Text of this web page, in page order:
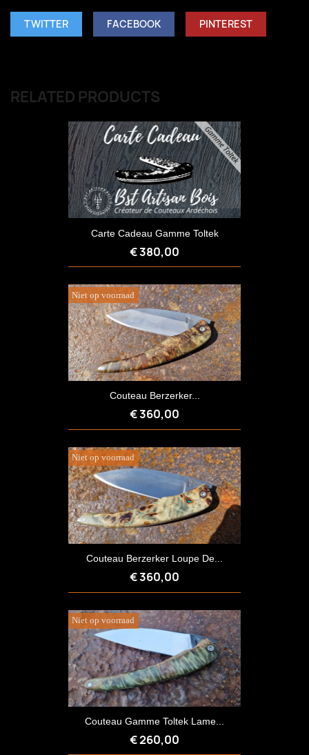
TWITTER FACEBOOK PINTEREST
RELATED PRODUCTS
Carte Cadeau Gamme Toltek
€ 380,00
Couteau Berzerker...
€ 360,00
Niet op voorraad
Couteau Berzerker Loupe De...
€ 360,00
Niet op voorraad
Couteau Gamme Toltek Lame...
€ 260,00
Niet op voorraad